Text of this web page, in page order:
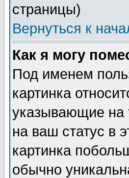
страницы)
Вернуться к
Как я могу
Под именем
картинка
указывающие на
на ваш статус в
картинка
обычно